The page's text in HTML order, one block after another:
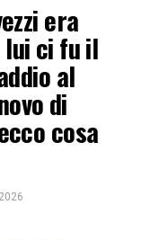
era
lui ci fu il
al
di
cosa